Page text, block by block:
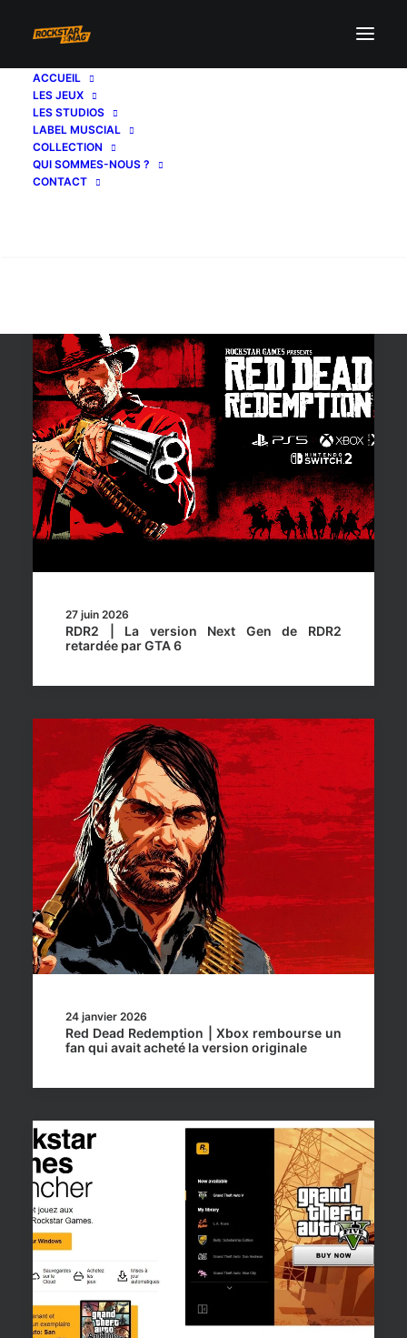
ACCUEIL
LES JEUX
LES STUDIOS
LABEL MUSCIAL
COLLECTION
QUI SOMMES-NOUS ?
CONTACT
27 juin 2026
RDR2 | La version Next Gen de RDR2
retardée par GTA 6
24 janvier 2026
Red Dead Redemption | Xbox rembourse un
fan qui avait acheté la version originale